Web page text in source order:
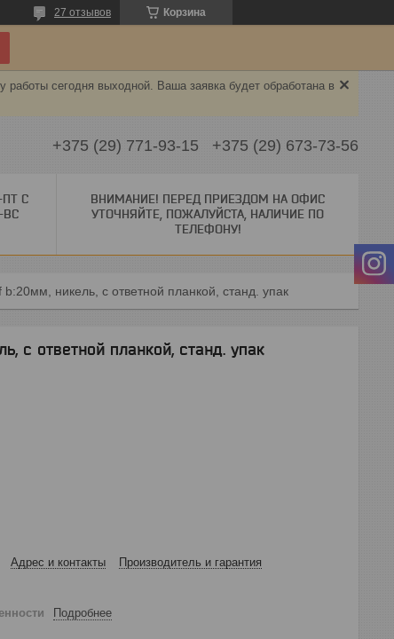
Корзина
27 отзывов
сегодня выходной. Ваша заявка будет обработана в
+375 (29) 771-93-15 +375 (29) 673-73-56
С
ВС
ВНИМАНИЕ! ПЕРЕД ПРИЕЗДОМ НА ОФИС
УТОЧНЯЙТЕ, ПОЖАЛУЙСТА, НАЛИЧИЕ ПО
ТЕЛЕФОНУ!
никель, с ответной планкой, станд. упак
с ответной планкой, станд. упак
Адрес и контакты Производитель и гарантия
Подробнее